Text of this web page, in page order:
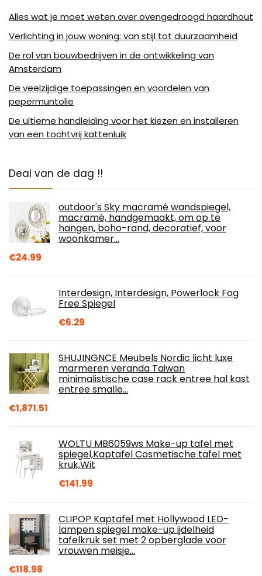
Alles wat je moet weten over ovengedroogd haardhout
Verlichting in jouw woning: van stijl tot duurzaamheid
De rol van bouwbedrijven in de ontwikkeling van
Amsterdam
De veelzijdige toepassingen en voordelen van
pepermuntolie
De ultieme handleiding voor het kiezen en installeren
van een tochtvrij kattenluik
Deal van de dag !!
outdoor's Sky macramé wandspiegel,
macramé, handgemaakt, om op te
hangen, boho-rand, decoratief, voor
woonkamer…
€24.99
Interdesign, Interdesign, Powerlock Fog
Free Spiegel
€6.29
SHUJINGNCE Meubels Nordic licht luxe
marmeren veranda Taiwan
minimalistische case rack entree hal kast
entree smalle…
€1,871.51
WOLTU MB6059ws Make-up tafel met
spiegel,Kaptafel Cosmetische tafel met
kruk,Wit
€141.99
CLIPOP Kaptafel met Hollywood LED-
lampen spiegel make-up ijdelheid
tafelkruk set met 2 opberglade voor
vrouwen meisje…
€118.98